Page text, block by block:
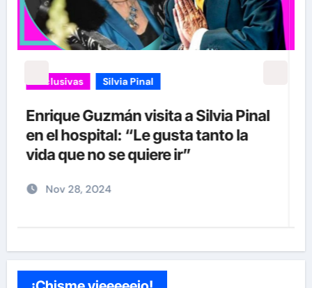
Exclusivas Silvia Pinal
Luis Enrique Guzmán se sincera
sobre situación de Silvia Pinal y
declara: “Está en proceso de partir”
Nov 28, 2024